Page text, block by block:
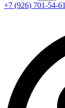
+7 (926) 701-54-61